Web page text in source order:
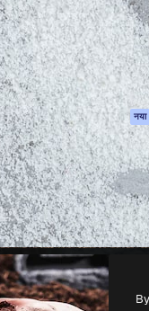
एआई
स्टॉक
MCP
के लिए
एजेंट नया
API
मोबाइल
सभी
Company S.L.U.सर्वाधिकार